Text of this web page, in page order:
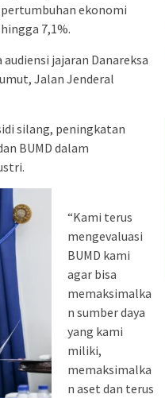
ekonomi
7,1%.
jajaran Danareksa
Jalan Jenderal
silang, peningkatan
BUMD dalam
“Kami terus
mengevaluasi
BUMD kami
agar bisa
memaksimalka
n sumber daya
yang kami
miliki,
memaksimalka
n aset dan terus